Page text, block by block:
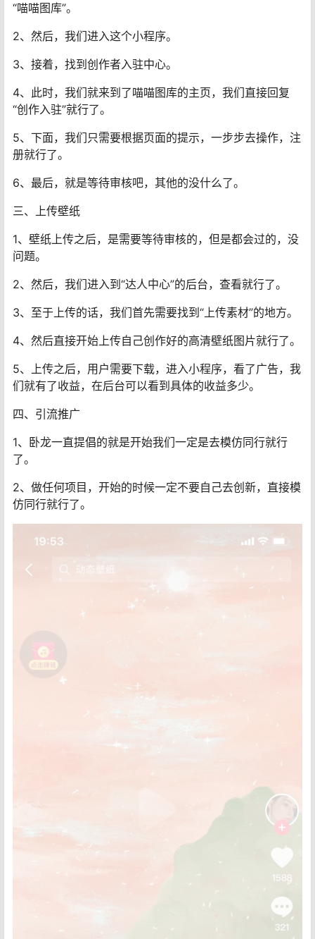
“喵喵图库”。
2、然后，我们进入这个小程序。
3、接着，找到创作者入驻中心。
4、此时，我们就来到了喵喵图库的主页，我们直接回复
“创作入驻”就行了。
5、下面，我们只需要根据页面的提示，一步步去操作，注
册就行了。
6、最后，就是等待审核吧，其他的没什么了。
三、上传壁纸
1、壁纸上传之后，是需要等待审核的，但是都会过的，没
问题。
2、然后，我们进入到“达人中心”的后台，查看就行了。
3、至于上传的话，我们首先需要找到“上传素材”的地方。
4、然后直接开始上传自己创作好的高清壁纸图片就行了。
5、上传之后，用户需要下载，进入小程序，看了广告，我
们就有了收益，在后台可以看到具体的收益多少。
四、引流推广
1、卧龙一直提倡的就是开始我们一定是去模仿同行就行
了。
2、做任何项目，开始的时候一定不要自己去创新，直接模
仿同行就行了。